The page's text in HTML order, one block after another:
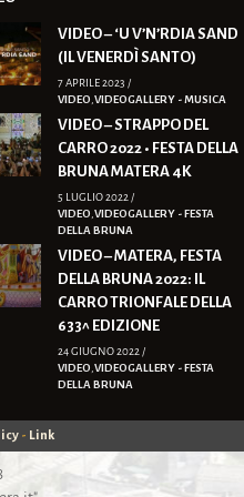
VIDEO – ‘U V’N’RDIA SAND
(IL VENERDÌ SANTO)
7 APRILE 2023 /
VIDEO VIDEOGALLERY - MUSICA
VIDEO – STRAPPO DEL
CARRO 2022 • FESTA DELLA
BRUNA MATERA 4K
5 LUGLIO 2022 /
VIDEO VIDEOGALLERY - FESTA
DELLA BRUNA
VIDEO – MATERA, FESTA
DELLA BRUNA 2022: IL
CARRO TRIONFALE DELLA
633^ EDIZIONE
24 GIUGNO 2022 /
VIDEO VIDEOGALLERY - FESTA
DELLA BRUNA
- Link